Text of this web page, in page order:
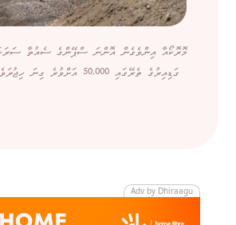
ގަޑިއިރުގެ ތެރޭގައި 50,000 އަށްވުރެ ގިނަ ހިޖުރަވެރިން އެތެރެވާން...
Adv by Dhiraagu